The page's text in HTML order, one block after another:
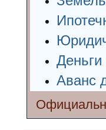
Деньги
Аванс